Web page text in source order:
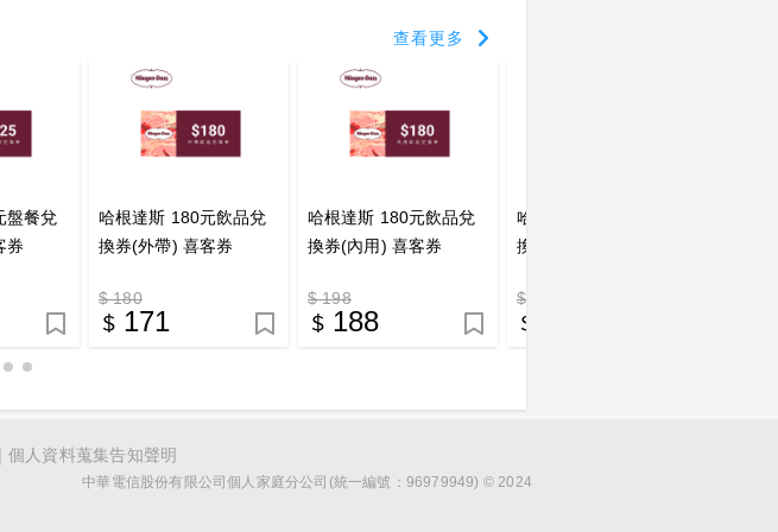
查看更多
盤餐兌
券
哈根達斯 180元飲品兌
換券(外帶) 喜客券
$ 180
171
哈根達斯 180元飲品兌
換券(內用) 喜客券
$ 198
188
哈根達斯 150元飲品兌
換券(外帶) 喜客券
$ 150
個人資料蒐集告知聲明
中華電信股份有限公司個人家庭分公司(統一編號：96979949) © 2024